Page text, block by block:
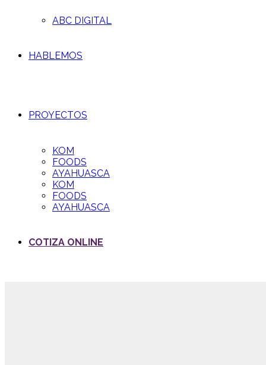
ABC DIGITAL
HABLEMOS
PROYECTOS
KOM
FOODS
AYAHUASCA
KOM
FOODS
AYAHUASCA
COTIZA ONLINE